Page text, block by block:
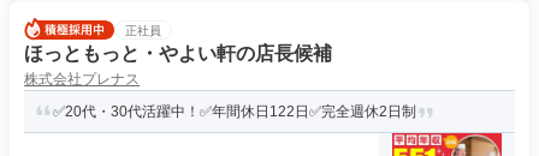
正社員
ほっともっと・やよい軒の店長候補
株式会社プレナス
✅20代・30代活躍中！✅年間休日122日✅完全週休2日制